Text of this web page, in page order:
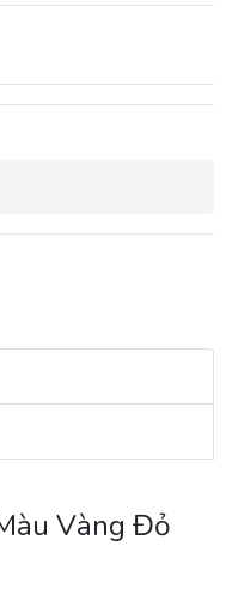
Vàng Đỏ